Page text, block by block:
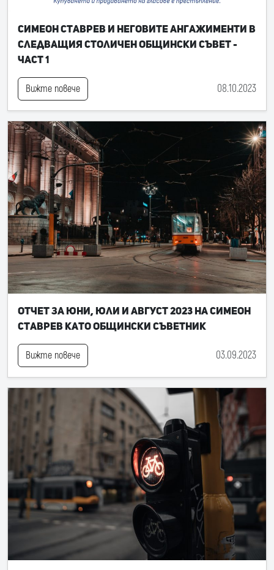
Симеон Ставрев и неговите ангажименти в
следващия Столичен общински съвет -
част 1
Вижте повече 08.10.2023
Отчет за юни, юли и август 2023 на Симеон
Ставрев като общински съветник
Вижте повече 03.09.2023